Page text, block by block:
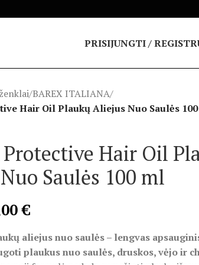
PRISIJUNGTI /
/BAREX ITALIANA/
Hair Oil Plaukų Aliejus Nuo Saulės
Protective Hair Oil
Saulės 100 ml
€
aliejus nuo saulės – lengvas
plaukus nuo saulės, druskos, vėjo ir